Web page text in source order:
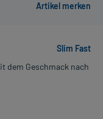
Slim Fast
dem Geschmack nach